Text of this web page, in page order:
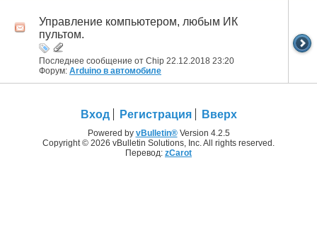
Управление компьютером, любым ИК
пультом.
Последнее сообщение от Chip 22.12.2018 23:20
Форум: Arduino в автомобиле
Вход Регистрация Вверх
Powered by vBulletin®Version 4.2.5
Copyright © 2026 vBulletin Solutions, Inc. All rights reserved.
Перевод: zCarot